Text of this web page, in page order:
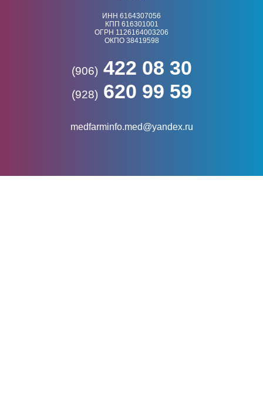
ИНН 6164307056
КПП 616301001
ОГРН 1126164003206
ОКПО 38419598
(906) 422 08 30
(928) 620 99 59
medfarminfo.med@yandex.ru